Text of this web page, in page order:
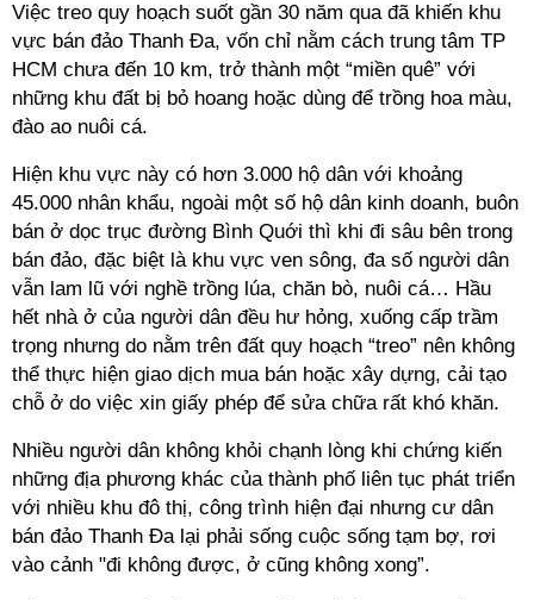
Việc treo quy hoạch suốt gần 30 năm qua đã khiến khu
vực bán đảo Thanh Đa, vốn chỉ nằm cách trung tâm TP
HCM chưa đến 10 km, trở thành một “miền quê” với
những khu đất bị bỏ hoang hoặc dùng để trồng hoa màu,
đào ao nuôi cá.
Hiện khu vực này có hơn 3.000 hộ dân với khoảng
45.000 nhân khẩu, ngoài một số hộ dân kinh doanh, buôn
bán ở dọc trục đường Bình Quới thì khi đi sâu bên trong
bán đảo, đặc biệt là khu vực ven sông, đa số người dân
vẫn lam lũ với nghề trồng lúa, chăn bò, nuôi cá… Hầu
hết nhà ở của người dân đều hư hỏng, xuống cấp trầm
trọng nhưng do nằm trên đất quy hoạch “treo” nên không
thể thực hiện giao dịch mua bán hoặc xây dựng, cải tạo
chỗ ở do việc xin giấy phép để sửa chữa rất khó khăn.
Nhiều người dân không khỏi chạnh lòng khi chứng kiến
những địa phương khác của thành phố liên tục phát triển
với nhiều khu đô thị, công trình hiện đại nhưng cư dân
bán đảo Thanh Đa lại phải sống cuộc sống tạm bợ, rơi
vào cảnh "đi không được, ở cũng không xong”.